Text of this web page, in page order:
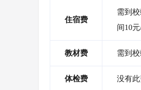
住宿费
需到
间10
教材费 需到
体检费 没有此